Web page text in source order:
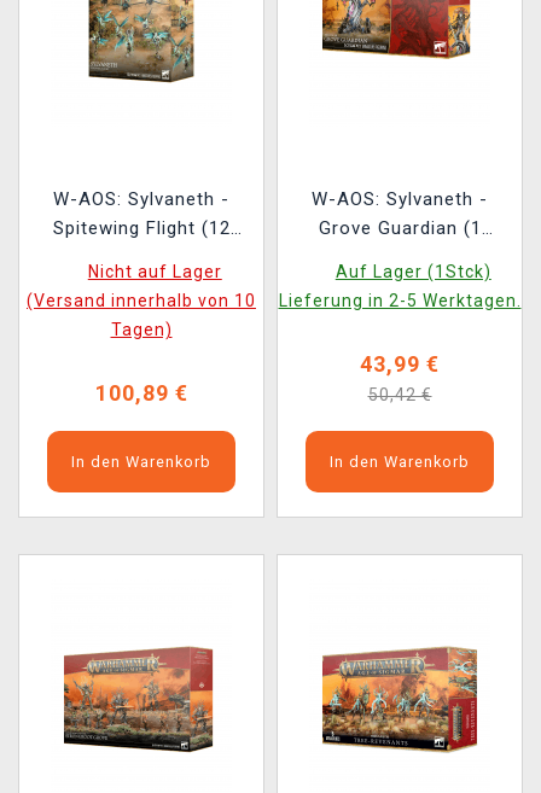
W-AOS: Sylvaneth -
Spitewing Flight (12
Nicht auf Lager
(Versand innerhalb von 10
Tagen)
100,89 €
In den Warenkorb
W-AOS: Sylvaneth -
Grove Guardian (1
Auf Lager (1Stck)
Lieferung in 2-5 Werktagen.
43,99 €
50,42 €
In den Warenkorb